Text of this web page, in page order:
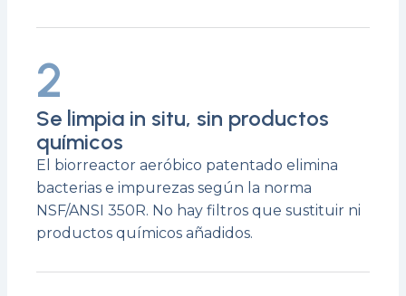
2
Se limpia in situ, sin productos
químicos
El biorreactor aeróbico patentado elimina
bacterias e impurezas según la norma
NSF/ANSI 350R. No hay filtros que sustituir ni
productos químicos añadidos.